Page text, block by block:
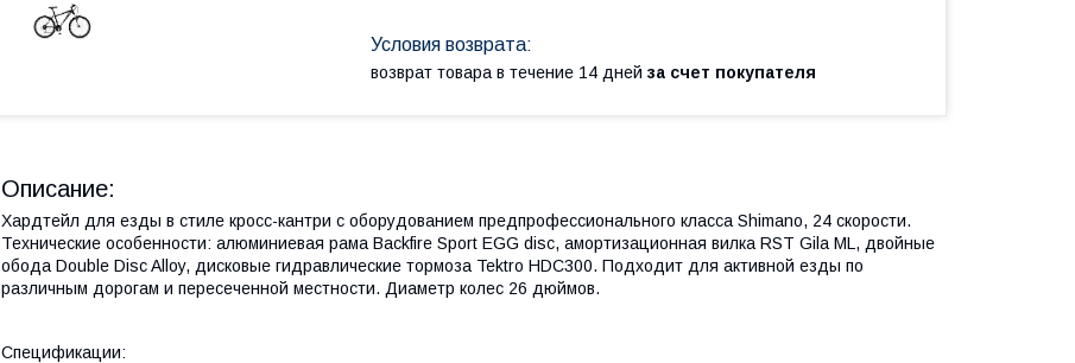
возврат товара в течение 14 дней за счет покупателя
Описание:
Хардтейл для езды в стиле кросс-кантри с оборудованием предпрофессионального класса Shimano, 24 скорости.
Технические особенности: алюминиевая рама Backfire Sport EGG disc, амортизационная вилка RST Gila ML, двойные
обода Double Disc Alloy, дисковые гидравлические тормоза Tektro HDC300. Подходит для активной езды по
различным дорогам и пересеченной местности. Диаметр колес 26 дюймов.
Спецификации: